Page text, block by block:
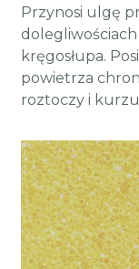
Przynosi ulgę
kręgosłupa.
powietrza
roztoczy i